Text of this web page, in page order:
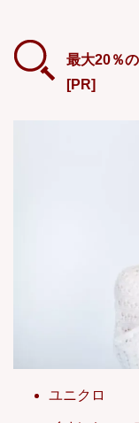
最大20％
[PR]
ユニクロ